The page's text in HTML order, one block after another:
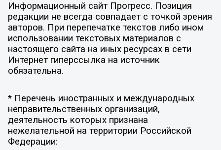
Информационный сайт Прогресс. Позиция
редакции не всегда совпадает с точкой зрения
авторов. При перепечатке текстов либо ином
использовании текстовых материалов с
настоящего сайта на иных ресурсах в сети
Интернет гиперссылка на источник
обязательна.
* Перечень иностранных и международных
неправительственных организаций,
деятельность которых признана
нежелательной на территории Российской
Федерации: